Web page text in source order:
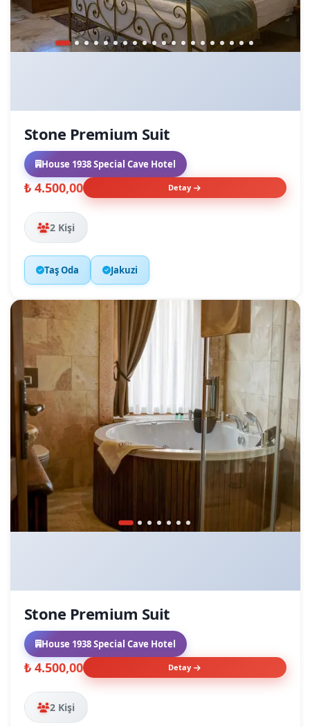
Stone Premium Suit
House 1938 Special Cave Hotel
₺ 4.500,00 Detay
2 Kişi
Taş Oda Jakuzi
Stone Premium Suit
House 1938 Special Cave Hotel
₺ 4.500,00 Detay
2 Kişi